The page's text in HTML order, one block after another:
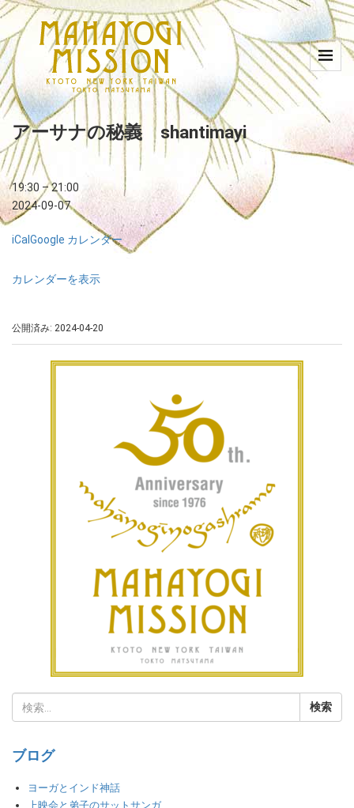
アーサナの秘義 shantimayi
19:30 –21:00
2024-09-07
iCal Google カレンダー
カレンダーを表示
公開済み: 2024-04-20
ブログ
ヨーガとインド神話
上映会と弟子のサットサンガ